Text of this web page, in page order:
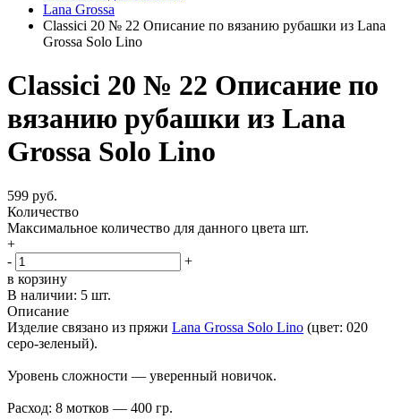
Lana Grossa
Classici 20 № 22 Описание по вязанию рубашки из Lana
Grossa Solo Lino
Classici 20 № 22 Описание по
вязанию рубашки из Lana
Grossa Solo Lino
599 руб.
Количество
Максимальное количество для данного цвета шт.
+
-
+
в корзину
В наличии: 5 шт.
Описание
Изделие связано из пряжи Lana Grossa Solo Lino (цвет: 020
серо-зеленый).
Уровень сложности — уверенный новичок.
Расход: 8 мотков — 400 гр.